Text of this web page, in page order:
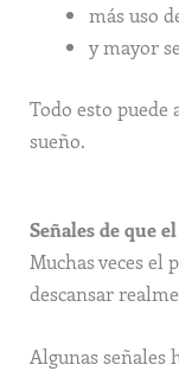
más uso
y mayor
Todo esto puede
sueño.
Señales de que
Muchas veces el
descansar
Algunas señales